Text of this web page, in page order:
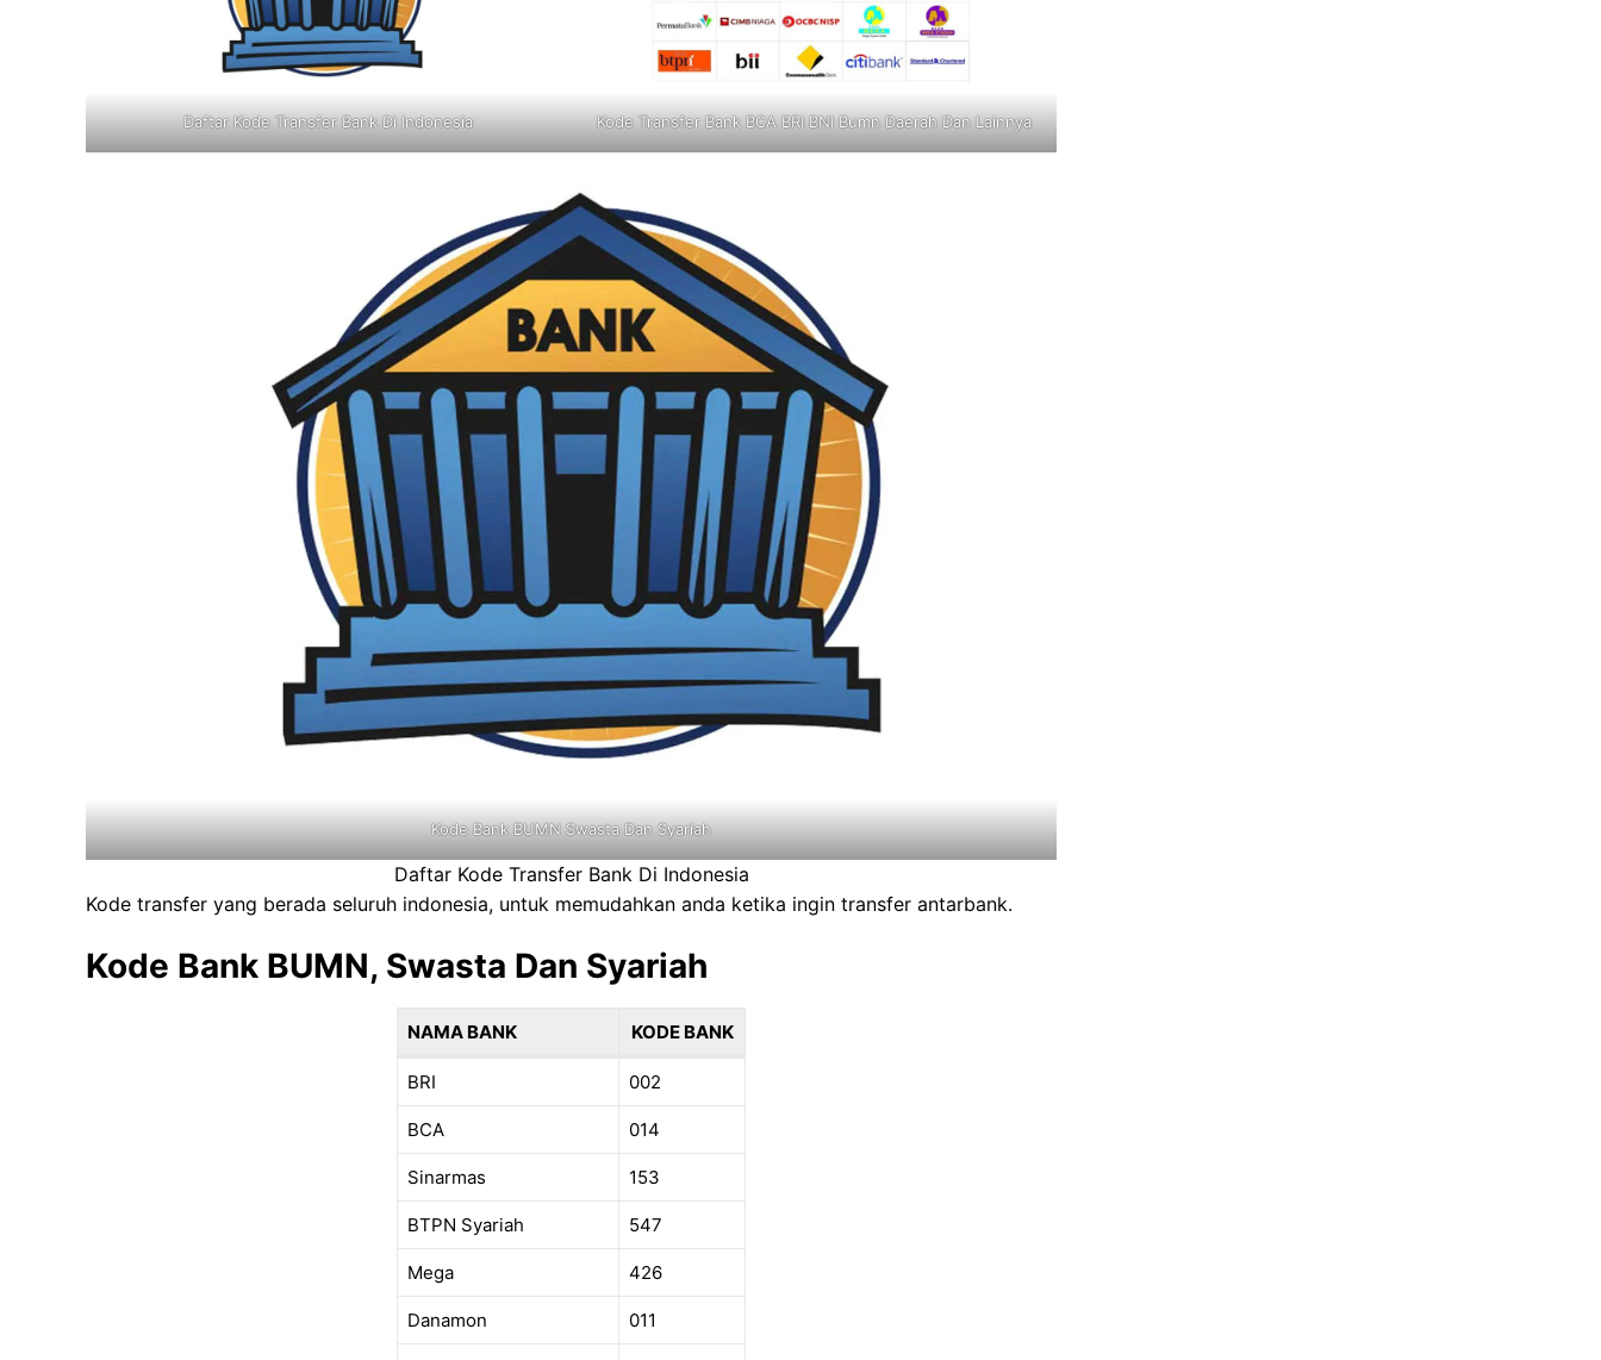
Daftar Kode Transfer Bank Di Indonesia Kode Transfer Bank BCA BRI BNI Bumn Daerah Dan Lainnya
Kode Bank BUMN Swasta Dan Syariah
Daftar Kode Transfer Bank Di Indonesia
Kode transfer yang berada seluruh indonesia, untuk memudahkan anda ketika ingin transfer antarbank.
Kode Bank BUMN, Swasta Dan Syariah
NAMA BANK KODE BANK
BRI 002
BCA 014
Sinarmas 153
BTPN Syariah 547
Mega 426
Danamon 011